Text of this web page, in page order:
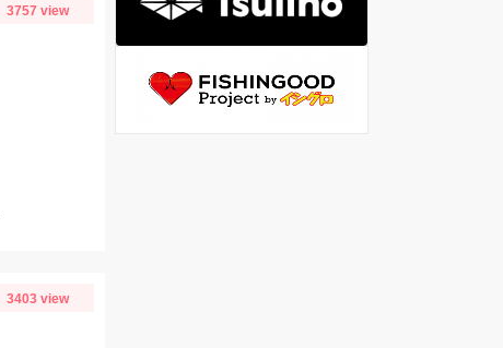
3757 view
3403 view